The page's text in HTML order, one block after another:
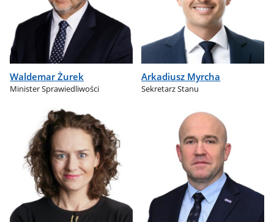
Waldemar Żurek
Minister Sprawiedliwości
Arkadiusz Myrcha
Sekretarz Stanu